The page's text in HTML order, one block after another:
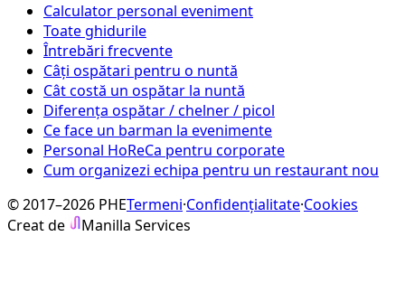
Calculator personal eveniment
Toate ghidurile
Întrebări frecvente
Câți ospătari pentru o nuntă
Cât costă un ospătar la nuntă
Diferența ospătar / chelner / picol
Ce face un barman la evenimente
Personal HoReCa pentru corporate
Cum organizezi echipa pentru un restaurant nou
© 2017–2026 PHETermeni·Confidențialitate·Cookies
Creat de
Manilla Services